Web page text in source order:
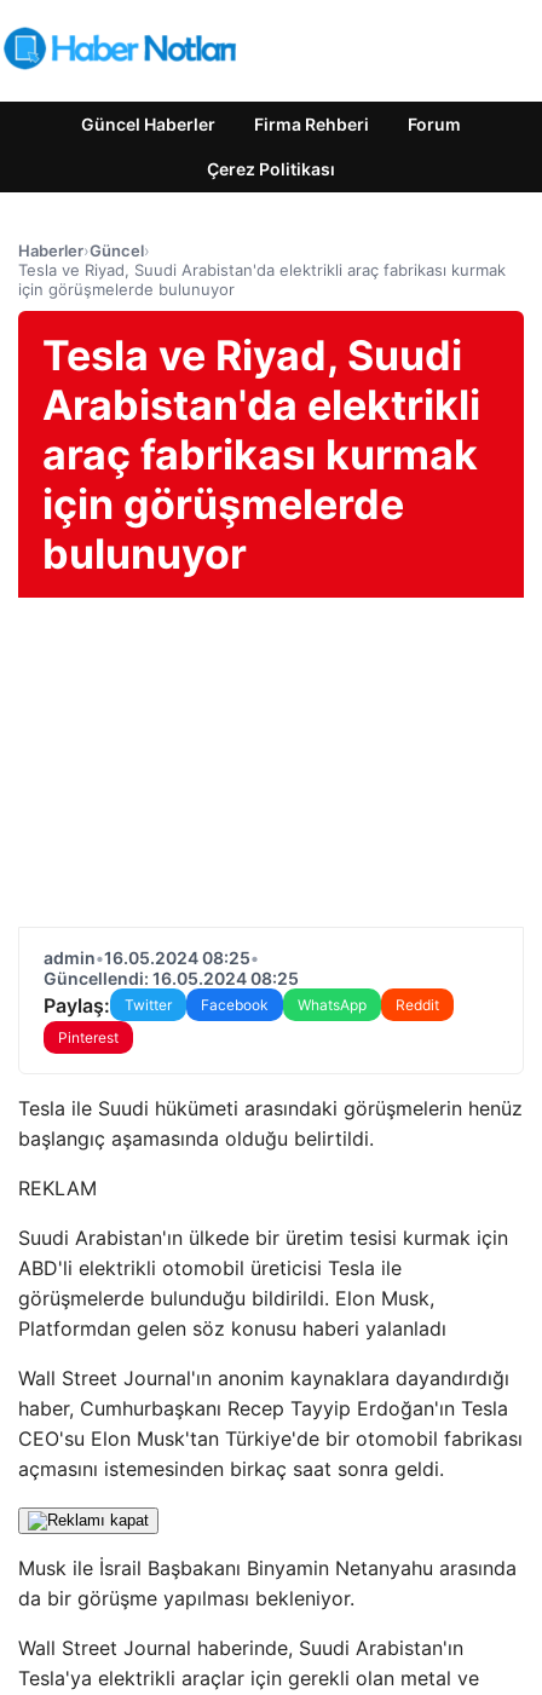
Güncel Haberler Firma Rehberi Forum
Çerez Politikası
Haberler›Güncel›
Tesla ve Riyad, Suudi Arabistan'da elektrikli araç fabrikası kurmak
için görüşmelerde bulunuyor
Tesla ve Riyad, Suudi
Arabistan'da elektrikli
araç fabrikası kurmak
için görüşmelerde
bulunuyor
admin•16.05.2024 08:25•
Güncellendi: 16.05.2024 08:25
Paylaş: Twitter Facebook WhatsApp
Reddit
Pinterest
Tesla ile Suudi hükümeti arasındaki görüşmelerin henüz
başlangıç ​​aşamasında olduğu belirtildi.
REKLAM
Suudi Arabistan'ın ülkede bir üretim tesisi kurmak için
ABD'li elektrikli otomobil üreticisi Tesla ile
görüşmelerde bulunduğu bildirildi. Elon Musk,
Platformdan gelen söz konusu haberi yalanladı
Wall Street Journal'ın anonim kaynaklara dayandırdığı
haber, Cumhurbaşkanı Recep Tayyip Erdoğan'ın Tesla
CEO'su Elon Musk'tan Türkiye'de bir otomobil fabrikası
açmasını istemesinden birkaç saat sonra geldi.
Musk ile İsrail Başbakanı Binyamin Netanyahu arasında
da bir görüşme yapılması bekleniyor.
Wall Street Journal haberinde, Suudi Arabistan'ın
Tesla'ya elektrikli araçlar için gerekli olan metal ve